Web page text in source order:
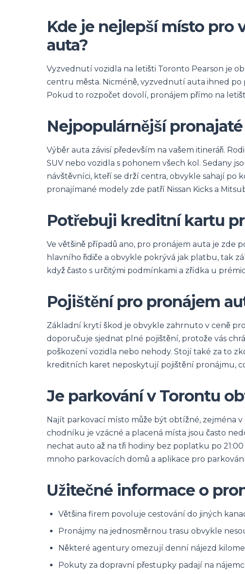
Kde je nejlepší místo pro
auta?
Vyzvednutí vozidla na letišti Toronto Pearson je
centru města. Nicméně, vyzvednutí auta ihned
Pokud to rozpočet dovolí, pronájem přímo na
Nejpopulárnější
Výběr auta závisí především na vašem itineráři.
SUV nebo vozidla s pohonem všech kol. Sedany
návštěvníci, kteří se drží centra, obvykle sahají po
pronajímané modely zde patří Nissan Kicks a
Potřebuji kreditní kartu
Ve většině případů ano, pro pronájem auta je zde
hlavního řidiče a obvykle pokrývá jak platbu, tak
když často s určitými podmínkami a zřídka u
Pojištění pro pronájem
Základní krytí škod je obvykle zahrnuto v ceně
doporučuje sjednat plné pojištění, protože vás
poškození vozidla nebo nehody. Stojí také za to
kreditních karet neposkytují pojištění pronájmu,
Je parkování v Torontu
Najít parkovací místo může být obtížné, zejména
chodníku je vzácné a placená místa jsou často
nechat auto až na tři hodiny bez poplatku po
mnoho parkovacích domů a aplikace pro
Užitečné informace o
Většina firem povoluje cestování do jiných
Pronájmy na jednosměrnou trasu obvykle
Některé agentury omezují denní nájezd
Pokuty za dopravní přestupky padají na